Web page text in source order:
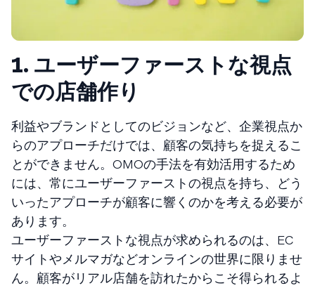
1. ユーザーファーストな視点
での店舗作り
利益やブランドとしてのビジョンなど、企業視点か
らのアプローチだけでは、顧客の気持ちを捉えるこ
とができません。OMOの手法を有効活用するため
には、常にユーザーファーストの視点を持ち、どう
いったアプローチが顧客に響くのかを考える必要が
あります。
ユーザーファーストな視点が求められるのは、EC
サイトやメルマガなどオンラインの世界に限りませ
ん。顧客がリアル店舗を訪れたからこそ得られるよ